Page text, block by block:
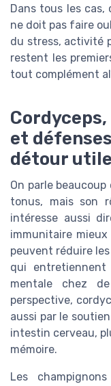
Dans tous les cas,
ne doit pas faire
du stress, activité
restent les
tout complément
et
détour
On parle
tonus, mais son
intéresse aussi
immunitaire
peuvent réduire
qui
mentale chez
perspective,
aussi par le
intestin cerveau,
mémoire.
Les